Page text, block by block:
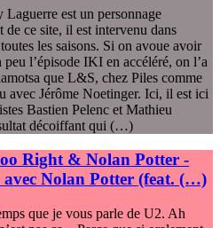
Laguerre est un personnage
de ce site, il est intervenu dans
les saisons. Si on avoue avoir
peu l’épisode IKI en accéléré, on l’a
que L&S, chez Piles comme
avec Jérôme Noetinger. Ici, il est ici
Bastien Pelenc et Mathieu
décoiffant qui (…)
Right & Nolan Potter -
Nolan Potter (feat. (…)
que je vous parle de U2. Ah